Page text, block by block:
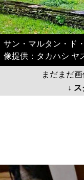
サン・マルタン・ド
像提供：タカハシ ヤ
まだまだ
↓